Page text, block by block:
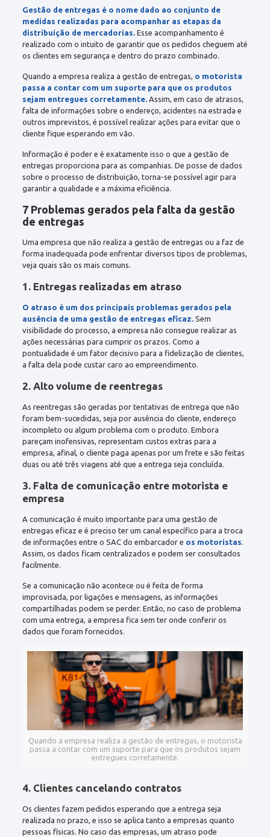
Gestão de entregas é o nome dado ao conjunto de
medidas realizadas para acompanhar as etapas da
distribuição de mercadorias. Esse acompanhamento é
realizado com o intuito de garantir que os pedidos cheguem até
os clientes em segurança e dentro do prazo combinado.
Quando a empresa realiza a gestão de entregas, o motorista
passa a contar com um suporte para que os produtos
sejam entregues corretamente. Assim, em caso de atrasos,
falta de informações sobre o endereço, acidentes na estrada e
outros imprevistos, é possível realizar ações para evitar que o
cliente fique esperando em vão.
Informação é poder e é exatamente isso o que a gestão de
entregas proporciona para as companhias. De posse de dados
sobre o processo de distribuição, torna-se possível agir para
garantir a qualidade e a máxima eficiência.
7 Problemas gerados pela falta da gestão
de entregas
Uma empresa que não realiza a gestão de entregas ou a faz de
forma inadequada pode enfrentar diversos tipos de problemas,
veja quais são os mais comuns.
1. Entregas realizadas em atraso
O atraso é um dos principais problemas gerados pela
ausência de uma gestão de entregas eficaz. Sem
visibilidade do processo, a empresa não consegue realizar as
ações necessárias para cumprir os prazos. Como a
pontualidade é um fator decisivo para a fidelização de clientes,
a falta dela pode custar caro ao empreendimento.
2. Alto volume de reentregas
As reentregas são geradas por tentativas de entrega que não
foram bem-sucedidas, seja por ausência do cliente, endereço
incompleto ou algum problema com o produto. Embora
pareçam inofensivas, representam custos extras para a
empresa, afinal, o cliente paga apenas por um frete e são feitas
duas ou até três viagens até que a entrega seja concluída.
3. Falta de comunicação entre motorista e
empresa
A comunicação é muito importante para uma gestão de
entregas eficaz e é preciso ter um canal específico para a troca
de informações entre o SAC do embarcador e os motoristas
Assim, os dados ficam centralizados e podem ser consultados
facilmente.
Se a comunicação não acontece ou é feita de forma
improvisada, por ligações e mensagens, as informações
compartilhadas podem se perder. Então, no caso de problema
com uma entrega, a empresa fica sem ter onde conferir os
dados que foram fornecidos.
Quando a empresa realiza a gestão de entregas, o motorista
passa a contar com um suporte para que os produtos sejam
entregues corretamente.
4. Clientes cancelando contratos
Os clientes fazem pedidos esperando que a entrega seja
realizada no prazo, e isso se aplica tanto a empresas quanto
pessoas físicas. No caso das empresas, um atraso pode